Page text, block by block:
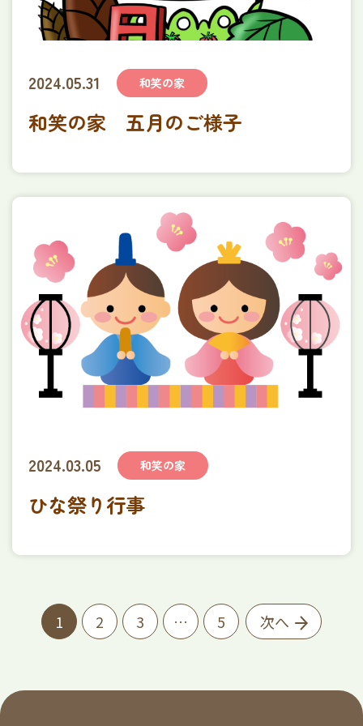
2024.05.31 和笑の家
和笑の家 五月のご様子
2024.03.05 和笑の家
ひな祭り行事
1 2 3 … 5 次へ